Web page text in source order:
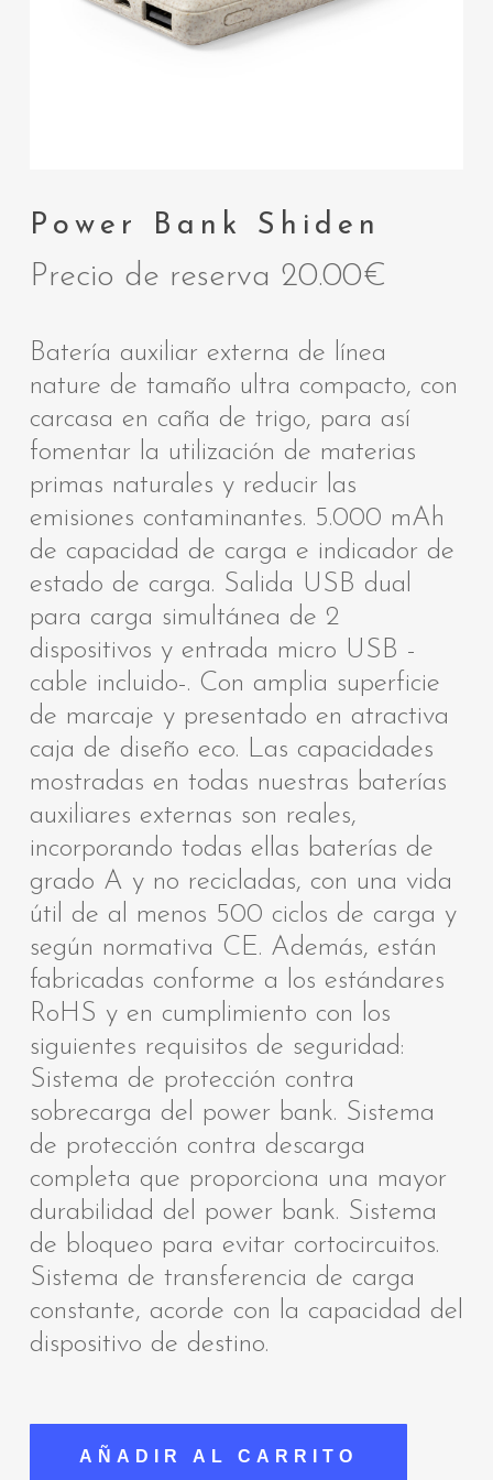
Power Bank Shiden
Precio de reserva 20.00€
Batería auxiliar externa de línea
nature de tamaño ultra compacto, con
carcasa en caña de trigo, para así
fomentar la utilización de materias
primas naturales y reducir las
emisiones contaminantes. 5.000 mAh
de capacidad de carga e indicador de
estado de carga. Salida USB dual
para carga simultánea de 2
dispositivos y entrada micro USB -
cable incluido-. Con amplia superficie
de marcaje y presentado en atractiva
caja de diseño eco. Las capacidades
mostradas en todas nuestras baterías
auxiliares externas son reales,
incorporando todas ellas baterías de
grado A y no recicladas, con una vida
útil de al menos 500 ciclos de carga y
según normativa CE. Además, están
fabricadas conforme a los estándares
RoHS y en cumplimiento con los
siguientes requisitos de seguridad:
Sistema de protección contra
sobrecarga del power bank. Sistema
de protección contra descarga
completa que proporciona una mayor
durabilidad del power bank. Sistema
de bloqueo para evitar cortocircuitos.
Sistema de transferencia de carga
constante, acorde con la capacidad del
dispositivo de destino.
AÑADIR AL CARRITO